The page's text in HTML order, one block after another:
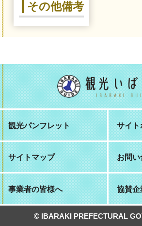
その他備考
観光パンフレット サイト
サイトマップ お問い
事業者の皆様へ 協賛企
© IBARAKI PREFECTURAL